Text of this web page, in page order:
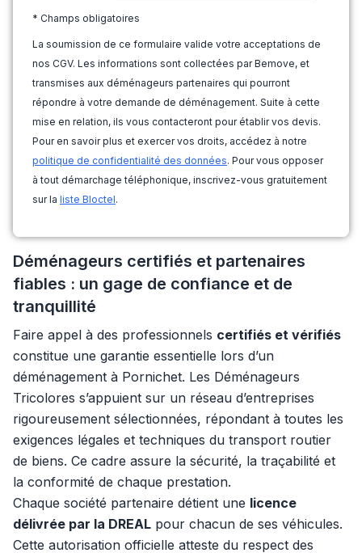
* Champs obligatoires
La soumission de ce formulaire valide votre acceptations de
nos CGV. Les informations sont collectées par Bemove, et
transmises aux déménageurs partenaires qui pourront
répondre à votre demande de déménagement. Suite à cette
mise en relation, ils vous contacteront pour établir vos devis.
Pour en savoir plus et exercer vos droits, accédez à notre
politique de confidentialité des données. Pour vous opposer
à tout démarchage téléphonique, inscrivez-vous gratuitement
sur la liste Bloctel.
Déménageurs certifiés et partenaires
fiables : un gage de confiance et de
tranquillité
Faire appel à des professionnels certifiés et vérifiés
constitue une garantie essentielle lors d’un
déménagement à Pornichet. Les Déménageurs
Tricolores s’appuient sur un réseau d’entreprises
rigoureusement sélectionnées, répondant à toutes les
exigences légales et techniques du transport routier
de biens. Ce cadre assure la sécurité, la traçabilité et
la conformité de chaque prestation.
Chaque société partenaire détient une licence
délivrée par la DREAL pour chacun de ses véhicules.
Cette autorisation officielle atteste du respect des